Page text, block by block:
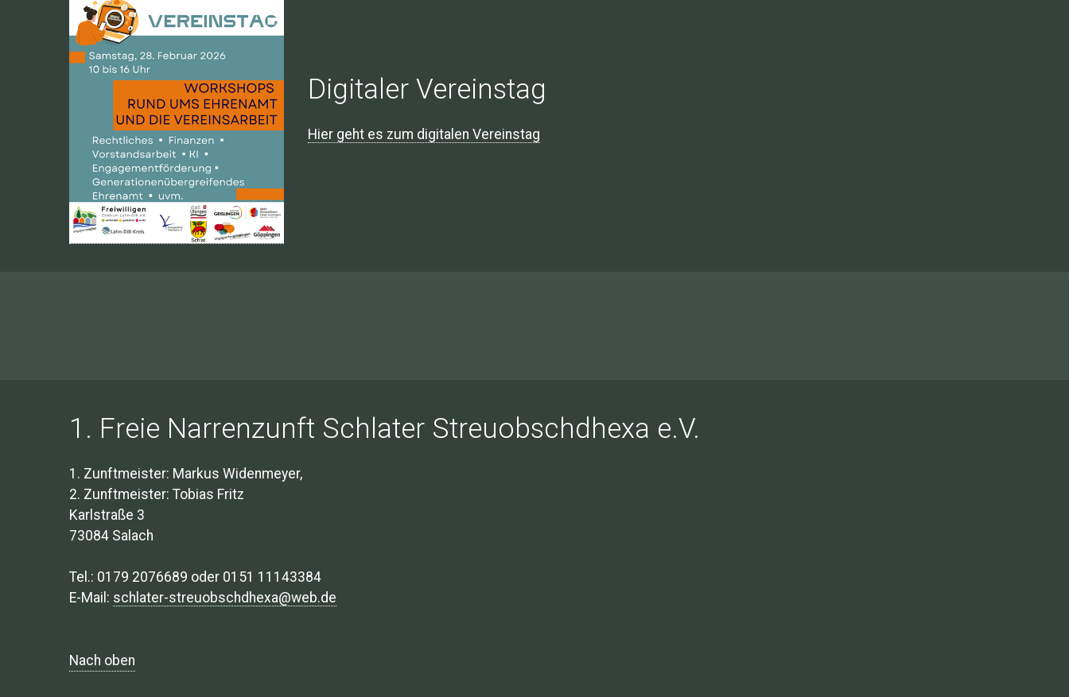
Digitaler Vereinstag
Hier geht es zum digitalen Vereinstag
1. Freie Narrenzunft Schlater Streuobschdhexa e.V.
1. Zunftmeister: Markus Widenmeyer,
2. Zunftmeister: Tobias Fritz
Karlstraße 3
73084 Salach
Tel.: 0179 2076689 oder 0151 11143384
E-Mail: schlater-streuobschdhexa@web.de
Nach oben